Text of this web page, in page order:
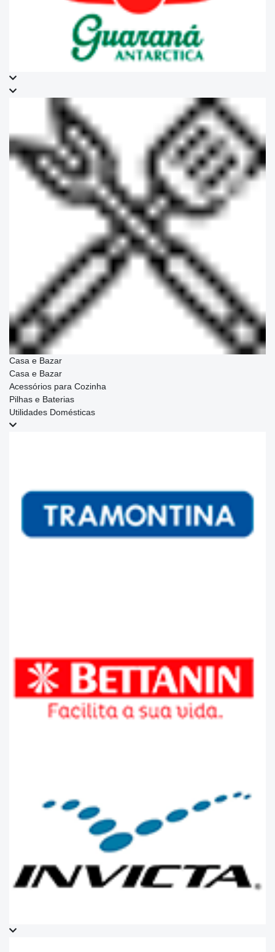
Casa e Bazar
Casa e Bazar
Acessórios para Cozinha
Pilhas e Baterias
Utilidades Domésticas